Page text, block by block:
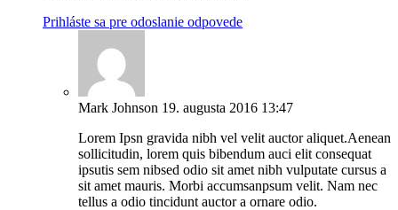
Prihláste sa pre odoslanie odpovede
Mark Johnson 19. augusta 2016 13:47
Lorem Ipsn gravida nibh vel velit auctor aliquet.Aenean
sollicitudin, lorem quis bibendum auci elit consequat
ipsutis sem nibsed odio sit amet nibh vulputate cursus a
sit amet mauris. Morbi accumsanpsum velit. Nam nec
tellus a odio tincidunt auctor a ornare odio.